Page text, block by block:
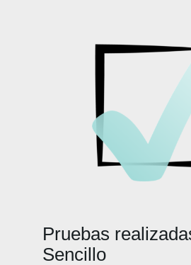
Pruebas